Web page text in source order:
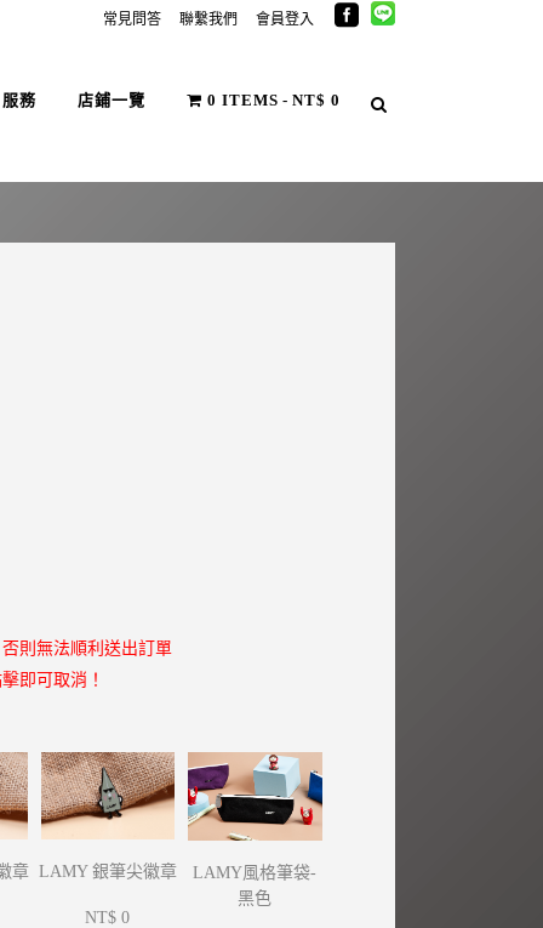
常見問答 聯繫我們 會員登入
務 店鋪一覽 0 ITEMS NT$ 0
則無法順利送出訂單
即可取消！
章 LAMY 銀筆尖徽章
NT$ 0
LAMY風格筆袋-
黑色